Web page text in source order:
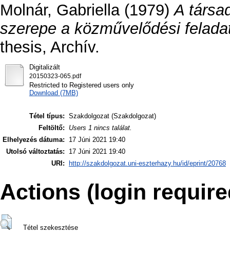
Molnár, Gabriella(1979)A
szerepe a közművelődési
thesis, Archív.
Digitalizált
20150323-065.pdf
Restricted to Registered users only
Download (7MB)
Tétel típus: Szakdolgozat (Szakdolgozat)
Feltöltő:
Users 1 nincs találat.
Elhelyezés dátuma:
17 Júni 2021 19:40
Utolsó változtatás:
17 Júni 2021 19:40
URI:
http://szakdolgozat.uni-eszterhazy.hu/id/eprint/20768
Actions (login
Tétel szekesztése